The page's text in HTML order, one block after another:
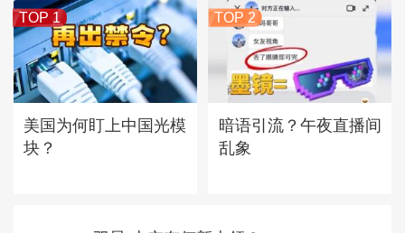
TOP 1
美国为何盯上中国光模
块？
TOP 2
暗语引流？午夜直播间
乱象